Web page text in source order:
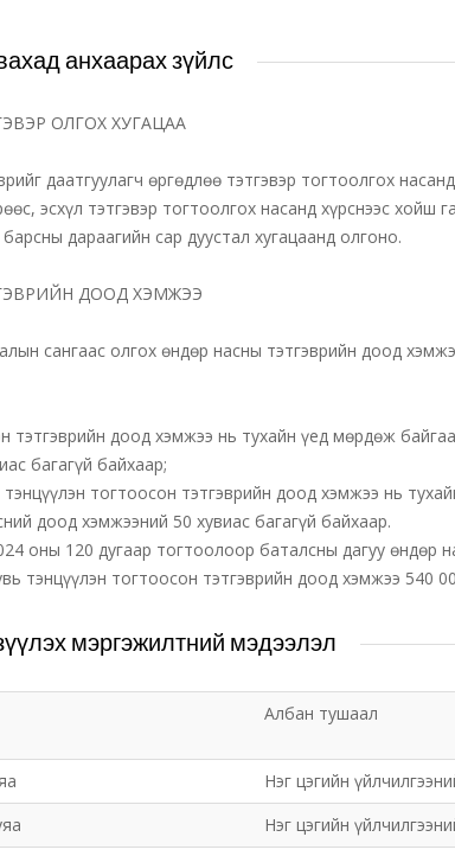
анхаарах зүйлс
ОЛГОХ ХУГАЦАА
даатгуулагч өргөдлөө тэтгэвэр тогтоолгох
эсхүл тэтгэвэр тогтоолгох насанд хүрснээс хойш
дараагийн сар дуустал хугацаанд олгоно.
ДООД ХЭМЖЭЭ
сангаас олгох өндөр насны тэтгэврийн доод
тэтгэврийн доод хэмжээ нь тухайн үед мөрдөж
багагүй байхаар;
тэнцүүлэн тогтоосон тэтгэврийн доод хэмжээ нь
доод хэмжээний 50 хувиас багагүй байхаар.
оны 120 дугаар тогтоолоор баталсны дагуу өндөр
тэнцүүлэн тогтоосон тэтгэврийн доод хэмжээ 540
мэргэжилтний мэдээлэл
Албан тушаал
Нэг цэгийн
Нэг цэгийн